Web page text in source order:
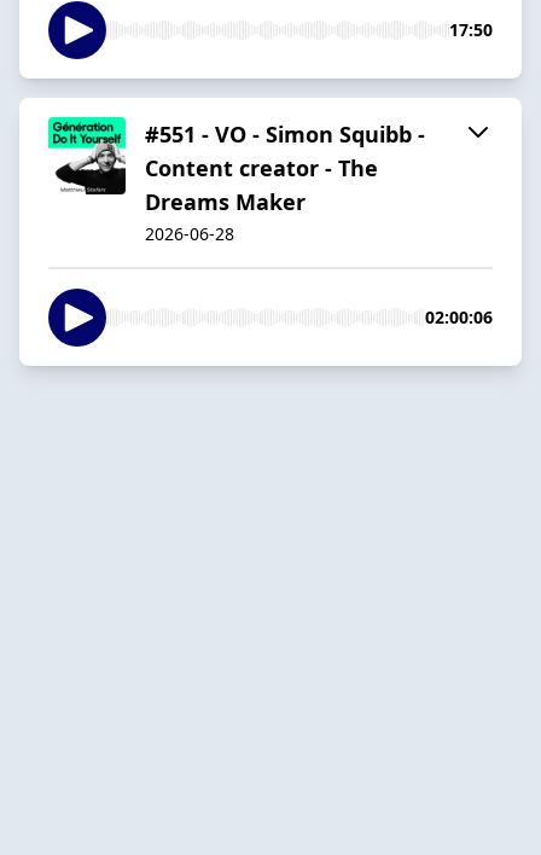
17:50
#551 - VO - Simon Squibb -
Content creator - The
Dreams Maker
2026-06-28
02:00:06